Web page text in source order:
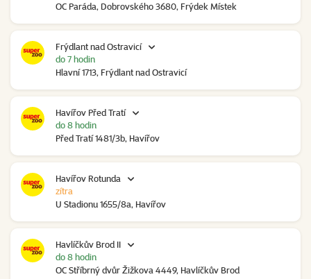
OC Paráda, Dobrovského 3680, Frýdek Místek
Frýdlant nad Ostravicí
Hlavní 1713, Frýdlant nad Ostravicí
do 7 hodin
Havířov Před Tratí
Před Tratí 1481/3b, Havířov
do 8 hodin
Havířov Rotunda
U Stadionu 1655/8a, Havířov
zítra
Havlíčkův Brod II
OC Stříbrný dvůr Žižkova 4449, Havlíčkův Brod
do 8 hodin